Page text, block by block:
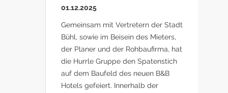
01.12.2025
Gemeinsam mit Vertretern der Stadt
Bühl, sowie im Beisein des Mieters,
der Planer und der Rohbaufirma, hat
die Hurrle Gruppe den Spatenstich
auf dem Baufeld des neuen B&B
Hotels gefeiert. Innerhalb der